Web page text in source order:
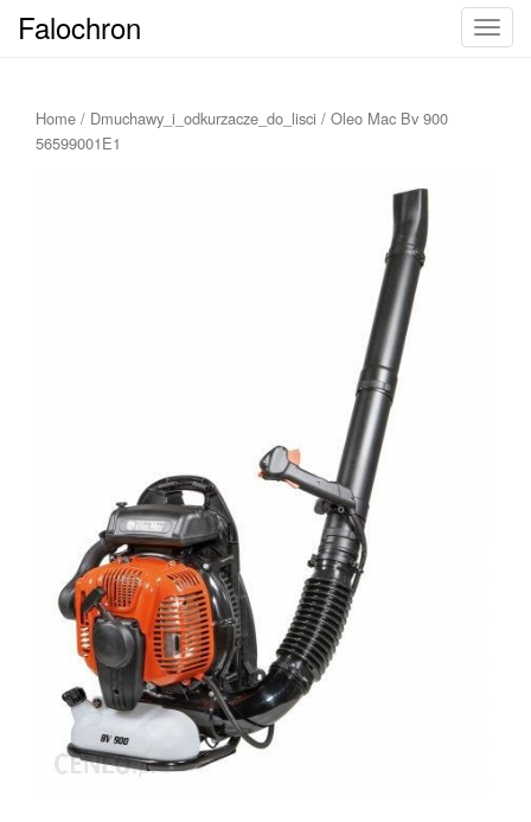
T
Falochron
Home / Dmuchawy_i_odkurzacze_do_lisci / Oleo Mac Bv 900
56599001E1